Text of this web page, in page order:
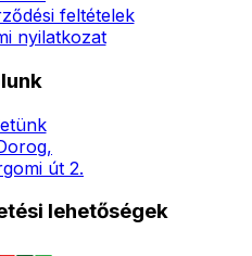
feltételek
nyilatkozat
út 2.
lehetőségek